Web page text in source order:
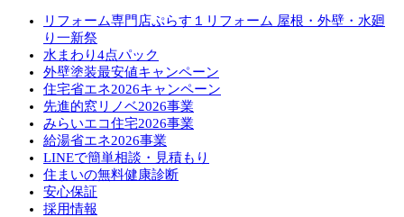
リフォーム専門店ぷらす１リフォーム 屋根・外壁・水廻
り一新祭
水まわり4点パック
外壁塗装最安値キャンペーン
住宅省エネ2026キャンペーン
先進的窓リノベ2026事業
みらいエコ住宅2026事業
給湯省エネ2026事業
LINEで簡単相談・見積もり
住まいの無料健康診断
安心保証
採用情報